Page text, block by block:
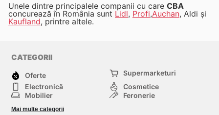
Unele dintre principalele companii cu care CBA
concurează în România sunt Lidl, Profi,Auchan, Aldi și
Kaufland, printre altele.
CATEGORII
Oferte
Supermarketuri
Electronică
Cosmetice
Mobilier
Feronerie
Copii
Mai multe categorii